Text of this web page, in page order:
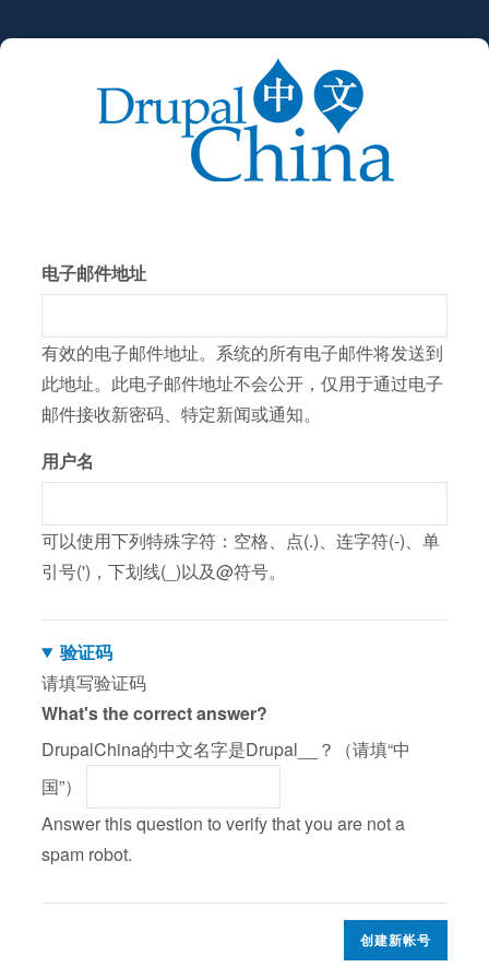
跳
电子邮件地址
有效的电子邮件地址。系统的所有电子邮件将发送到
此地址。此电子邮件地址不会公开，仅用于通过电子
邮件接收新密码、特定新闻或通知。
用户名
可以使用下列特殊字符：空格、点(.)、连字符(-)、单
引号(')，下划线(_)以及@符号。
验证码
请填写验证码
What's the correct answer?
DrupalChina的中文名字是Drupal__？（请填“中
国”）
Answer this question to verify that you are not a
spam robot.